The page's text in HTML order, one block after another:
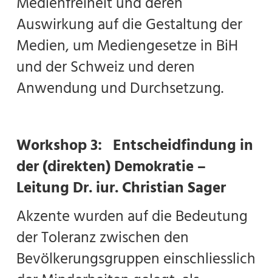
Auswirkung auf die Gestaltung der
Medien, um Mediengesetze in BiH
und der Schweiz und deren
Anwendung und Durchsetzung.
Workshop 3: Entscheidfindung in
der (direkten) Demokratie –
Leitung Dr. iur. Christian Sager
Akzente wurden auf die Bedeutung
der Toleranz zwischen den
Bevölkerungsgruppen einschliesslich